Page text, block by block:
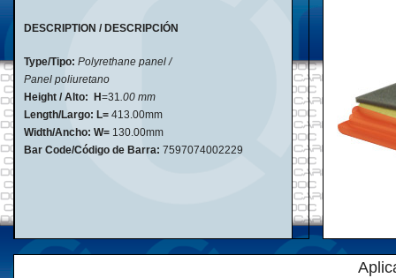
DESCRIPTION / DESCRIPCIÓN
Type/Tipo: Polyrethane panel /
Panel poliuretano
Height / Alto:
H =31.00 mm
Length/Largo: L= 413.00mm
Width/Ancho: W= 130.00mm
Bar Code/Código de Barra: 7597074002229